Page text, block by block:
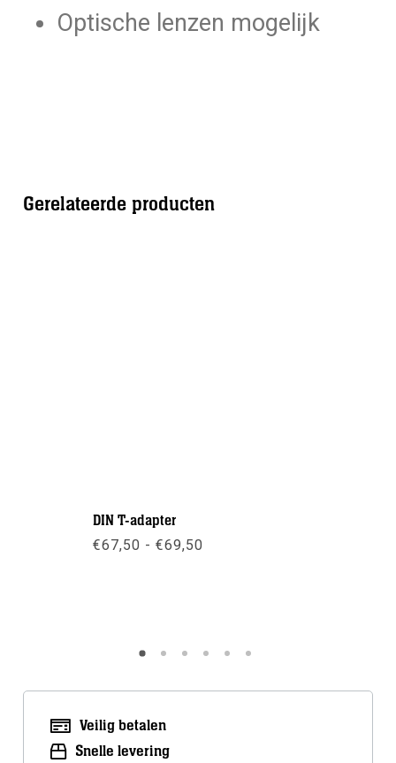
Optische lenzen mogelijk
Gerelateerde producten
DIN T-adapter
€67,50 - €69,50
Veilig betalen
Snelle levering